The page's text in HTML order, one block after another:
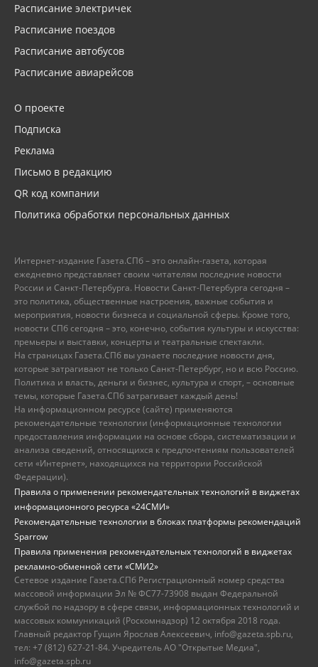
Расписание электричек
Расписание поездов
Расписание автобусов
Расписание авиарейсов
О проекте
Подписка
Реклама
Письмо в редакцию
QR код компании
Политика обработки персональных данных
Интернет-издание Газета.СПб – это онлайн-газета, которая
ежедневно представляет своим читателям последние новости
России и Санкт-Петербурга. Новости Санкт-Петербурга сегодня –
это политика, общественные настроения, важные события и
мероприятия, новости бизнеса и социальной сферы. Кроме того,
новости СПб сегодня – это, конечно, события культуры и искусства:
премьеры и выставки, концерты и театральные спектакли.
На страницах Газета.СПб вы узнаете последние новости дня,
которые затрагивают не только Санкт-Петербург, но и всю Россию.
Политика и власть, деньги и бизнес, культура и спорт, – основные
темы, которые Газета.СПб затрагивает каждый день!
На информационном ресурсе (сайте) применяются
рекомендательные технологии (информационные технологии
предоставления информации на основе сбора, систематизации и
анализа сведений, относящихся к предпочтениям пользователей
сети «Интернет», находящихся на территории Российской
Федерации).
Правила о применении рекомендательных технологий в виджетах
информационного ресурса «24СМИ»
Рекомендательные технологии в блоках платформы рекомендаций
Sparrow
Правила применения рекомендательных технологий в виджетах
рекламно-обменной сети «СМИ2»
Сетевое издание Газета.СПб Регистрационный номер средства
массовой информации Эл № ФС77-73908 выдан Федеральной
службой по надзору в сфере связи, информационных технологий и
массовых коммуникаций (Роскомнадзор) 12 октября 2018 года.
Главный редактор Гущин Ярослав Алексеевич, info@gazeta.spb.ru,
тел: +7 (812) 627-21-84. Учредитель АО "Открытые Медиа",
info@gazeta.spb.ru